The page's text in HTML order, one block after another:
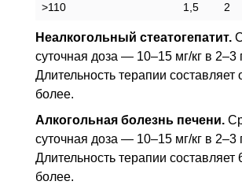
>110 1,5 2
Неалкогольный стеатогепатит.
суточная доза — 10–15 мг/кг в 2–3
Длительность терапии составляет
более.
Алкогольная болезнь печени.
суточная доза — 10–15 мг/кг в 2–3
Длительность терапии составляет
более.